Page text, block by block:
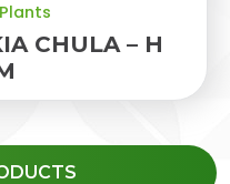
CHULA – H